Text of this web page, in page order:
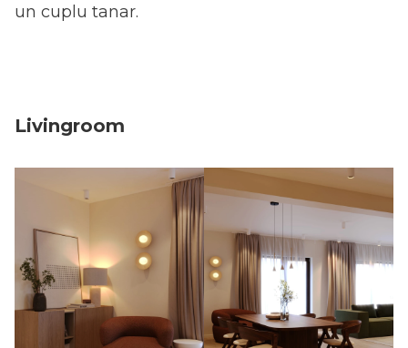
un cuplu tanar.
Livingroom